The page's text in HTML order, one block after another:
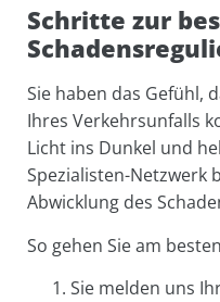
Schritte zur
Sie haben das Gefühl,
Ihres Verkehrsunfalls
Licht ins Dunkel und
Spezialisten-Netzwerk
Abwicklung des
So gehen Sie am
Sie melden uns